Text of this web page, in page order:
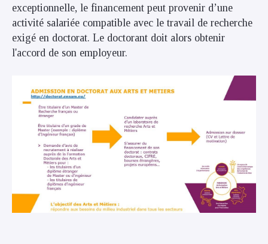
exceptionnelle, le financement peut provenir d’une
activité salariée compatible avec le travail de recherche
exigé en doctorat. Le doctorant doit alors obtenir
l'accord de son employeur.